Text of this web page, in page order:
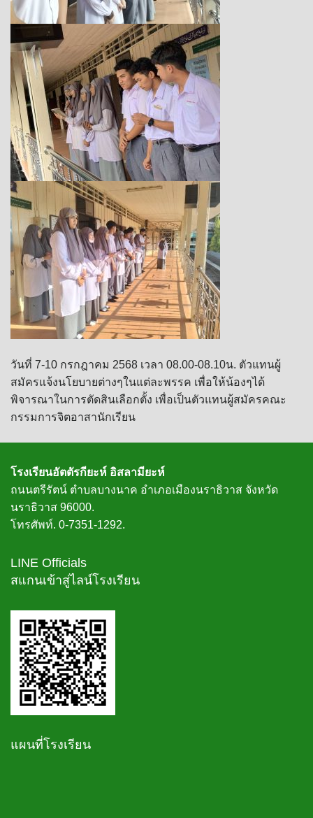
วันที่ 7-10 กรกฎาคม 2568 เวลา 08.00-08.10น. ตัวแทนผู้
สมัครแจ้งนโยบายต่างๆในแต่ละพรรค เพื่อให้น้องๆได้
พิจารณาในการตัดสินเลือกตั้ง เพื่อเป็นตัวแทนผู้สมัครคณะ
กรรมการจิตอาสานักเรียน
โรงเรียนอัตตัรกียะห์ อิสลามียะห์
ถนนตรีรัตน์ ตำบลบางนาค อำเภอเมืองนราธิวาส จังหวัด
นราธิวาส 96000.
โทรศัพท์. 0-7351-1292.
LINE Officials
สแกนเข้าสู่ไลน์โรงเรียน
แผนที่โรงเรียน